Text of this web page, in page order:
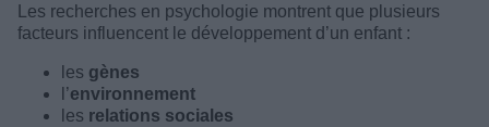
Les recherches en psychologie montrent que plusieurs
facteurs influencent le développement d’un enfant :
les gènes
l’environnement
les relations sociales